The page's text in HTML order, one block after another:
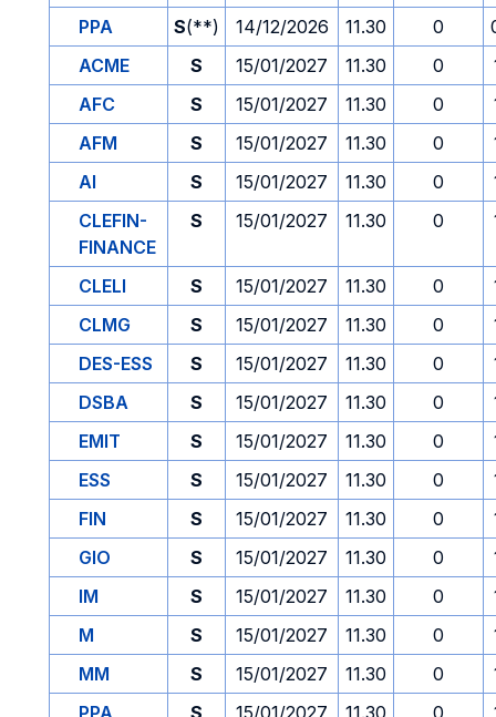
PPA
S(**) 14/12/2026 11.30 0
ACME
S 15/01/2027 11.30 0
AFC
S 15/01/2027 11.30 0
AFM
S 15/01/2027 11.30 0
AI
S 15/01/2027 11.30 0
CLEFIN-
FINANCE
S 15/01/2027 11.30 0
CLELI S 15/01/2027 11.30 0
CLMG
S 15/01/2027 11.30 0
DES-ESS
S 15/01/2027 11.30 0
DSBA
S 15/01/2027 11.30 0
EMIT
S 15/01/2027 11.30 0
ESS
S 15/01/2027 11.30 0
FIN
S 15/01/2027 11.30 0
GIO
S 15/01/2027 11.30 0
IM
S 15/01/2027 11.30 0
M
S 15/01/2027 11.30 0
MM
S 15/01/2027 11.30 0
PPA
S 15/01/2027 11.30 0